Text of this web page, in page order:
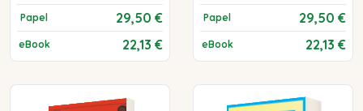
Papel 29,50 €
eBook 22,13 €
Papel 29,50 €
eBook 22,13 €